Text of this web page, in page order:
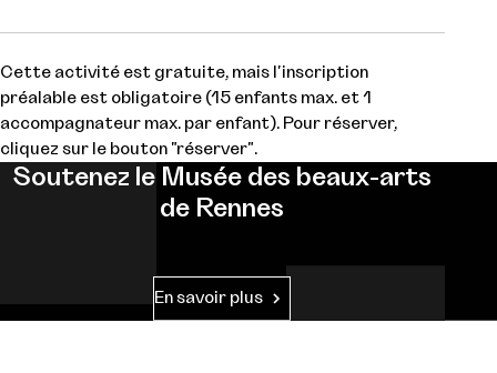
Cette activité est gratuite, mais l'inscription
préalable est obligatoire (15 enfants max. et 1
accompagnateur max. par enfant). Pour réserver,
cliquez sur le bouton "réserver".
Soutenez le Musée des beaux-arts
de Rennes
En savoir plus